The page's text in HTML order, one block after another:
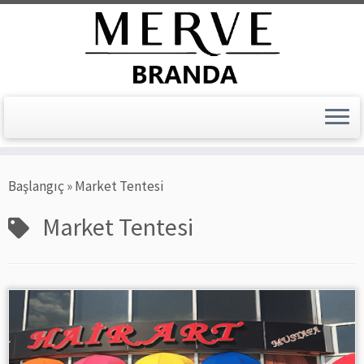
toBaşlangıç»Market Tentesi
Market Tentesi